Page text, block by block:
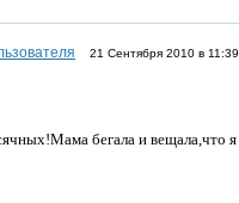
21 Сентября 2010 в 11:39
бегала и вещала,что я